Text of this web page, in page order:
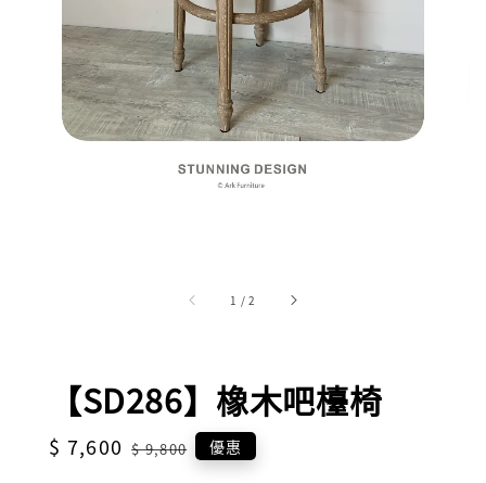
1 /2
【SD286】橡木吧檯椅
Sale
$ 7,600 Regular
$ 9,800 優惠